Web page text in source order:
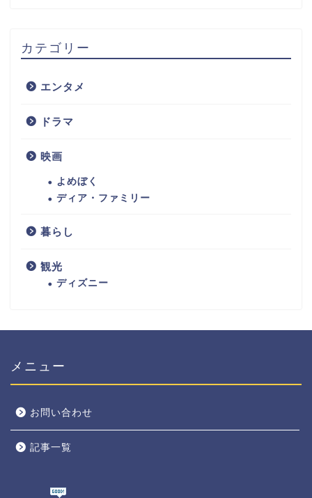
カテゴリー
エンタメ
ドラマ
映画
よめぼく
ディア・ファミリー
暮らし
観光
ディズニー
メニュー
お問い合わせ
記事一覧